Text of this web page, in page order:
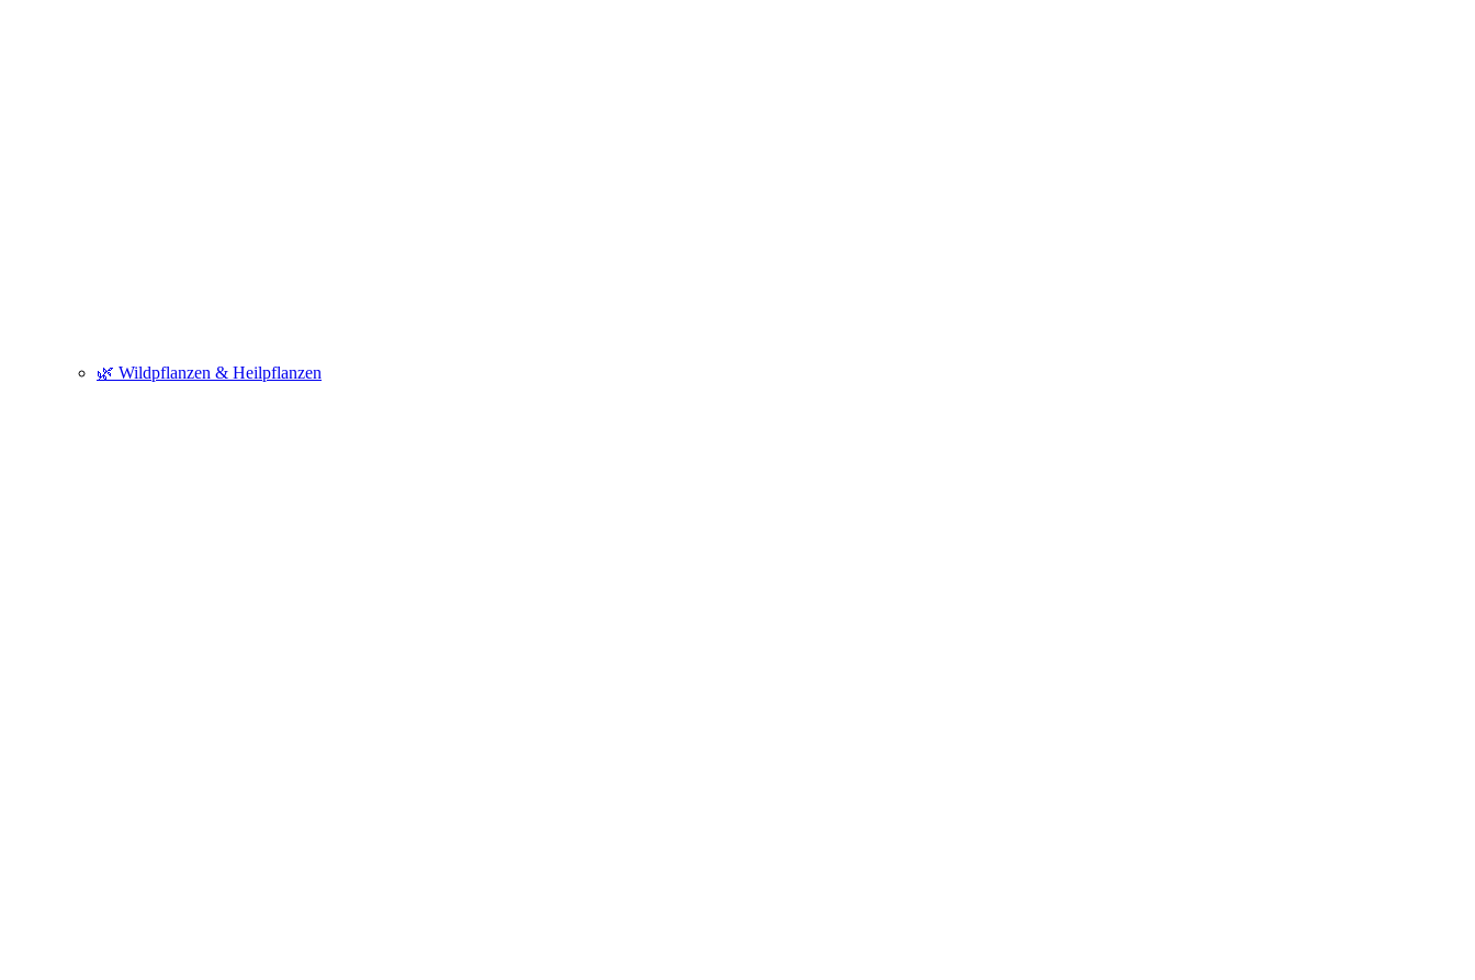
🌿 Wildpflanzen & Heilpflanzen